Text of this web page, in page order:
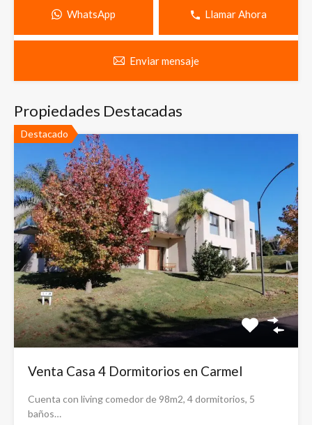
WhatsApp Llamar Ahora
Enviar mensaje
Propiedades Destacadas
Destacado
Venta Casa 4 Dormitorios en Carmel
Cuenta con living comedor de 98m2, 4 dormitorios, 5
baños…